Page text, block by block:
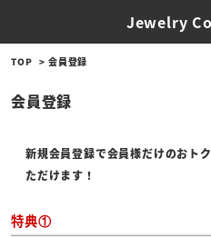
Jewelry
TOP 会員登録
会員登録
新規会員登録で会員様だけのおト
ただけます！
特典①